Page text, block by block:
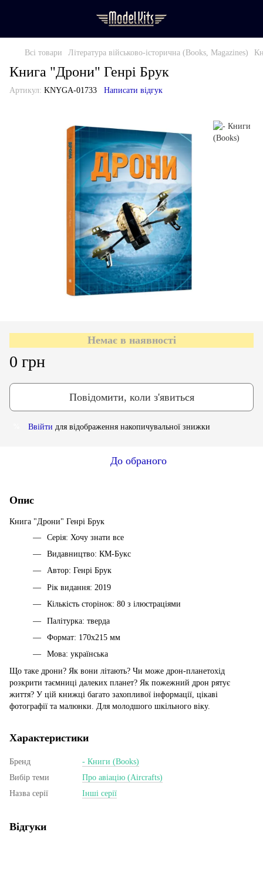
Всі товари Література військово-історична (Books, Magazines)
Книга "Дрони" Генрі Брук
Артикул: KNYGA-01733 Написати відгук
Немає в наявності
0 грн
Повідомити, коли з'явиться
Ввійти для відображення накопичувальної знижки
До обраного
Опис
Книга "Дрони" Генрі Брук
Серія: Хочу знати все
Видавництво: КМ-Букс
Автор: Генрі Брук
Рік видання: 2019
Кількість сторінок: 80 з ілюстраціями
Палітурка: тверда
Формат: 170х215 мм
Мова: українська
Що таке дрони? Як вони літають? Чи може дрон-планетохід
розкрити таємниці далеких планет? Як пожежний дрон рятує
життя? У цій книжці багато захопливої інформації, цікаві
фотографії та малюнки. Для молодшого шкільного віку.
Характеристики
Бренд
- Книги (Books)
Вибір теми
Про авіацію (Aircrafts)
Назва серії
Інші серії
Відгуки